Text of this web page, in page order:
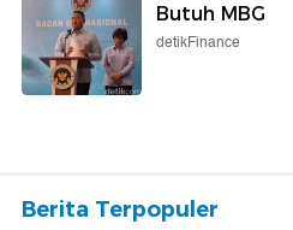
Butuh MBG
detikFinance
Berita Terpopuler